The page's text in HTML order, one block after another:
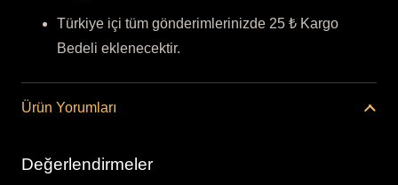
Türkiye içi tüm gönderimlerinizde 25 ₺ Kargo
Bedeli eklenecektir.
Ürün Yorumları
Değerlendirmeler